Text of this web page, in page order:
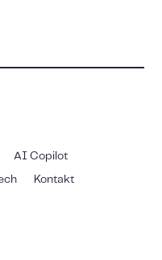
AI Copilot
Kontakt